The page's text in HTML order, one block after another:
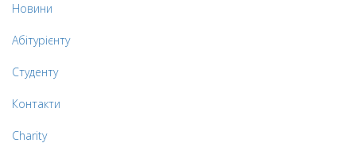
Новини
Абітурієнту
Студенту
Контакти
Charity